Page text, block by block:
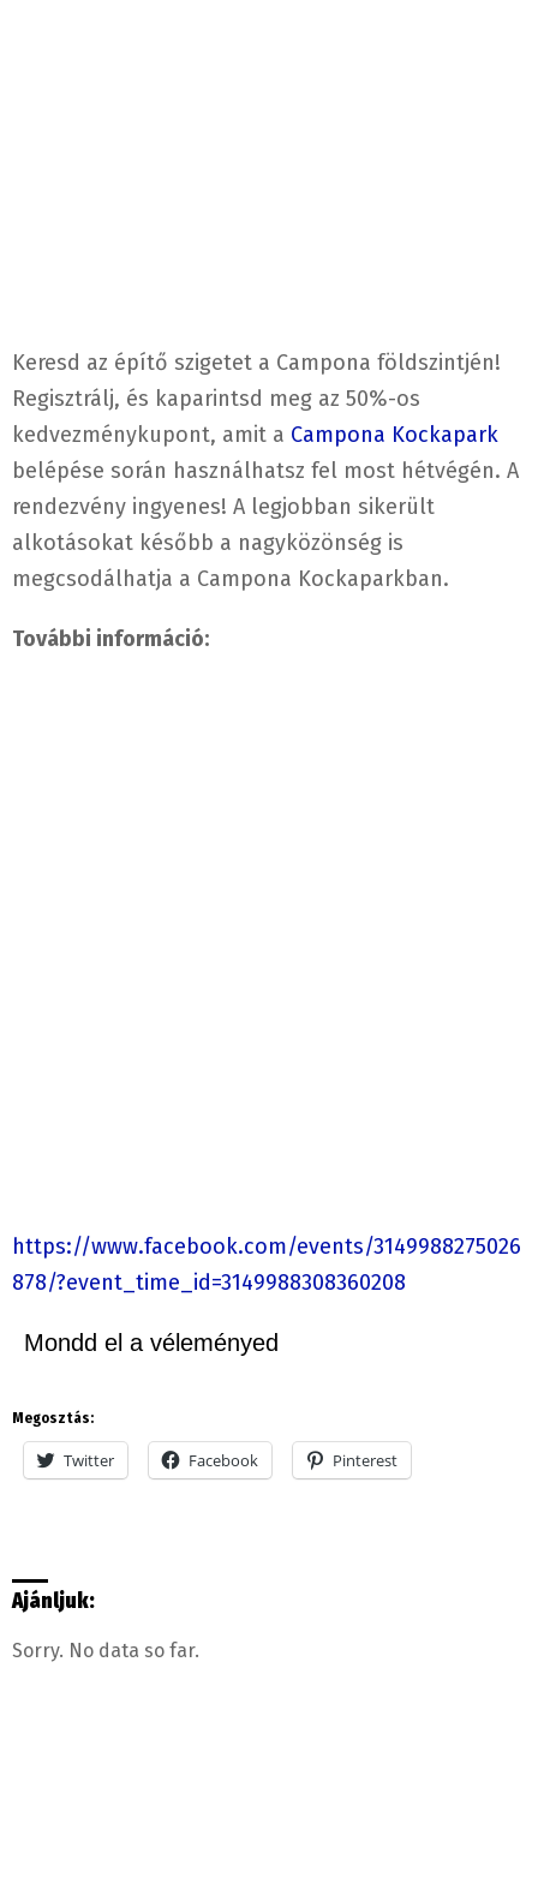
Keresd az építő szigetet a Campona földszintjén!
Regisztrálj, és kaparintsd meg az 50%-os
kedvezménykupont, amit a Campona Kockapark
belépése során használhatsz fel most hétvégén. A
rendezvény ingyenes! A legjobban sikerült
alkotásokat később a nagyközönség is
megcsodálhatja a Campona Kockaparkban.
További információ:
https://www.facebook.com/events/3149988275026
878/?event_time_id=3149988308360208
Mondd el a véleményed
Megosztás:
Twitter Facebook Pinterest
Ajánljuk:
Sorry. No data so far.